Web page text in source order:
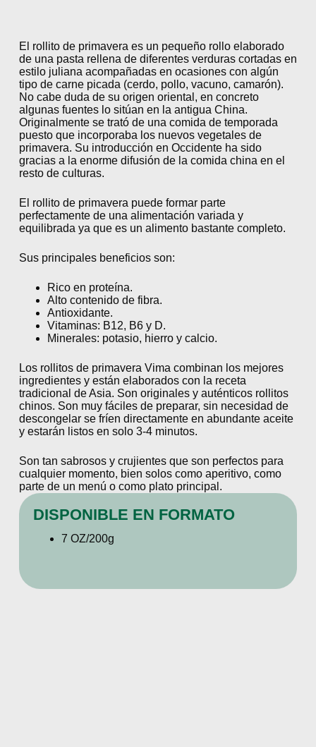
El rollito de primavera es un pequeño rollo elaborado
de una pasta rellena de diferentes verduras cortadas en
estilo juliana acompañadas en ocasiones con algún
tipo de carne picada (cerdo, pollo, vacuno, camarón).
No cabe duda de su origen oriental, en concreto
algunas fuentes lo sitúan en la antigua China.
Originalmente se trató de una comida de temporada
puesto que incorporaba los nuevos vegetales de
primavera. Su introducción en Occidente ha sido
gracias a la enorme difusión de la comida china en el
resto de culturas.
El rollito de primavera puede formar parte
perfectamente de una alimentación variada y
equilibrada ya que es un alimento bastante completo.
Sus principales beneficios son:
Rico en proteína.
Alto contenido de fibra.
Antioxidante.
Vitaminas: B12, B6 y D.
Minerales: potasio, hierro y calcio.
Los rollitos de primavera Vima combinan los mejores
ingredientes y están elaborados con la receta
tradicional de Asia. Son originales y auténticos rollitos
chinos. Son muy fáciles de preparar, sin necesidad de
descongelar se fríen directamente en abundante aceite
y estarán listos en solo 3-4 minutos.
Son tan sabrosos y crujientes que son perfectos para
cualquier momento, bien solos como aperitivo, como
parte de un menú o como plato principal.
DISPONIBLE EN FORMATO
7 OZ/200g